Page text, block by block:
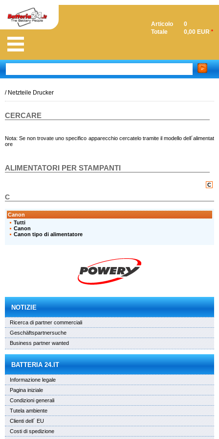
/ Netzteile Drucker
CERCARE
Nota: Se non trovate uno specifico apparecchio cercatelo tramite il modello dell´alimentat
ore
ALIMENTATORI PER STAMPANTI
C
C
Canon
Tutti
Canon
Canon tipo di alimentatore
Articolo
0
Totale
0,00 EUR *
NOTIZIE
Ricerca di partner commerciali
Geschäftspartnersuche
Business partner wanted
BATTERIA 24.IT
Informazione legale
Pagina iniziale
Condizioni generali
Tutela ambiente
Clienti dell´ EU
Costi di spedizione